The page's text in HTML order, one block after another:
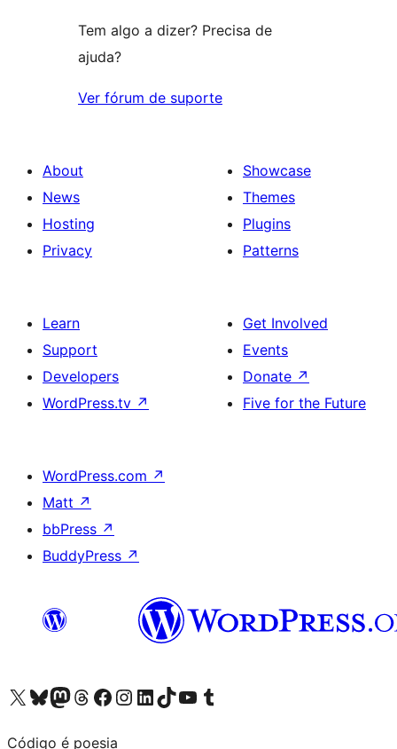
Tem algo a dizer? Precisa de
ajuda?
Ver fórum de suporte
About
News
Hosting
Privacy
Showcase
Themes
Plugins
Patterns
Learn
Support
Developers
WordPress.tv ↗
Get Involved
Events
Donate ↗
Five for the Future
WordPress.com ↗
Matt ↗
bbPress ↗
BuddyPress ↗
Visit our X (formerly Twitter) account
Visit our Bluesky account
Visit our Mastodon account
Visit our Threads account
Visit our Facebook page
Visit our Instagram account
Visit our LinkedIn account
Visit our TikTok account
Visit our YouTube channel
Visit our Tumblr account
Código é poesia